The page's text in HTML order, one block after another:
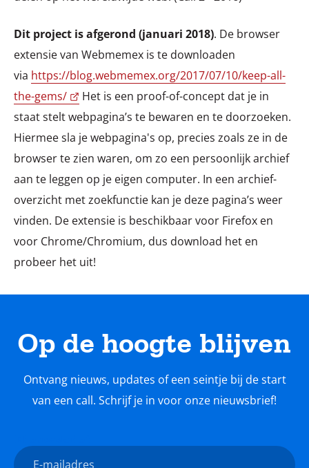
Dit project is afgerond (januari 2018). De browser
extensie van Webmemex is te downloaden
via https://blog.webmemex.org/2017/07/10/keep-all-
the-gems/
Het is een proof-of-concept dat je in
staat stelt webpagina’s te bewaren en te doorzoeken.
Hiermee sla je webpagina's op, precies zoals ze in de
browser te zien waren, om zo een persoonlijk archief
aan te leggen op je eigen computer. In een archief-
overzicht met zoekfunctie kan je deze pagina’s weer
vinden. De extensie is beschikbaar voor Firefox en
voor Chrome/Chromium, dus download het en
probeer het uit!
Op de hoogte blijven
Ontvang nieuws, updates of een seintje bij de start
van een call. Schrijf je in voor onze nieuwsbrief!
E-